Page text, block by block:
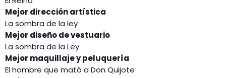
Mejor dirección artística
La sombra de la ley
Mejor diseño de vestuario
La sombra de la Ley
Mejor maquillaje y peluquería
El hombre que mató a Don Quijote